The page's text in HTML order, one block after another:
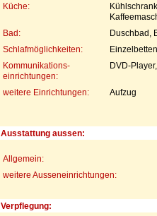
Küche:
Bad:
Duschbad,
Schlafmöglichkeiten:
Kommunikations-
einrichtungen:
DVD-
weitere Einrichtungen: Aufzug
Ausstattung aussen:
Allgemein:
weitere Ausseneinrichtungen:
Verpflegung: